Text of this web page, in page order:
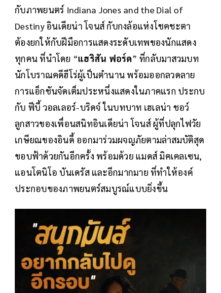
กับภาพยนตร์ Indiana Jones and the Dial of
Destiny อินเดียน่า โจนส์ กับกงล้อแห่งโชคชะตา
ต้องยกให้กับฝีมือการแสดงระดับเทพของนักแสดง
ทุกคน ที่นำโดย “แฮริสัน ฟอร์ด” ที่กลับมาสวมบท
นักโบราณคดีฮีโร่ผู้เป็นตำนาน พร้อมออกลวดลาย
การแอ็กชันจัดเต็มประหนึ่งแสดงในภาคแรก ประกบ
กับ ฟีบี้ วอลเลอร์-บริดจ์ ในบทบาท เฮเลน่า ชอว์
ลูกสาวของเพื่อนสนิทอินเดียน่า โจนส์ ผู้ที่ปลุกไฟวัย
เกษียณของอินดี้ ออกมาร่วมผจญภัยตามล่าสมบัติสุด
ขอบฟ้าด้วยกันอีกครั้ง พร้อมด้วย แมดส์ มิคเคลเซน,
แอนโตนิโอ บันเดรัส และอีกมากมาย ที่ทำให้องค์
ประกอบของภาพยนตร์สมบูรณ์แบบยิ่งขึ้น